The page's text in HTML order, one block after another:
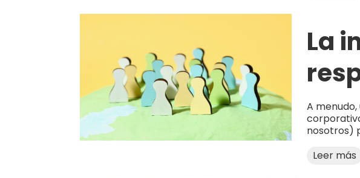
La
A
nosotros)
Leer más